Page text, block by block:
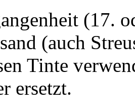
(17.
(auch
Tinte
ersetzt.